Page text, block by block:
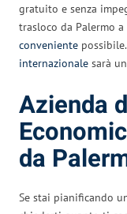
gratuito e senza
trasloco da Palermo
conveniente
internazionale sarà
Azienda
da
Se stai pianificando